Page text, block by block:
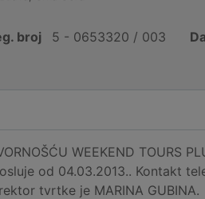
broj 5 - 0653320 / 003
WEEKEND TOURS
od 04.03.2013.. Kontakt
tvrtke je MARINA GUBINA.